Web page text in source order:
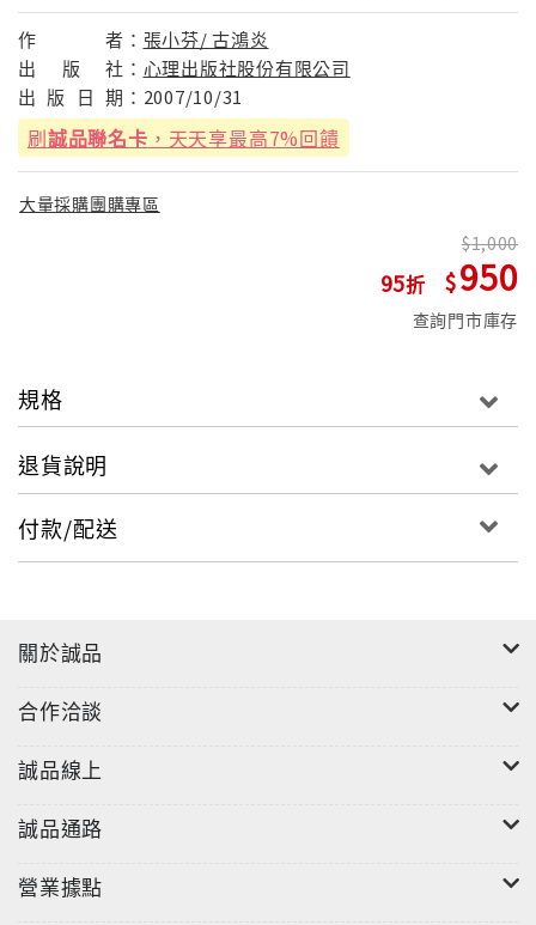
作 者： 張小芬/ 古鴻炎
出
版 社： 心理出版社股份有限公司
出 版 日 期： 2007/10/31
刷誠品聯名卡 ，天天享最高7%回饋
大量採購團購專區
95
1,000
950
查詢門市庫存
規格
退貨說明
付款/配送
關於誠品
合作洽談
誠品線上
誠品通路
營業據點